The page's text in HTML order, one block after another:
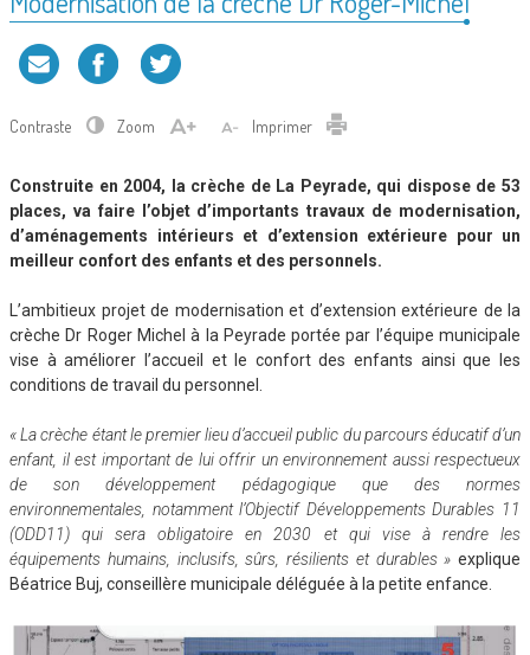
Contraste Zoom Imprimer
Construite en 2004, la crèche de La Peyrade, qui dispose de 53
places, va faire l’objet d’importants travaux de modernisation,
d’aménagements intérieurs et d’extension extérieure pour un
meilleur confort des enfants et des personnels.
L’ambitieux projet de modernisation et d’extension extérieure de la
crèche Dr Roger Michel à la Peyrade portée par l’équipe municipale
vise à améliorer l’accueil et le confort des enfants ainsi que les
conditions de travail du personnel.
« La crèche étant le premier lieu d’accueil public du parcours éducatif d’un
enfant, il est important de lui offrir un environnement aussi respectueux
de son développement pédagogique que des normes
environnementales, notamment l’Objectif Développements Durables 11
(ODD11) qui sera obligatoire en 2030 et qui vise à rendre les
équipements humains, inclusifs, sûrs, résilients et durables » explique
Béatrice Buj, conseillère municipale déléguée à la petite enfance.